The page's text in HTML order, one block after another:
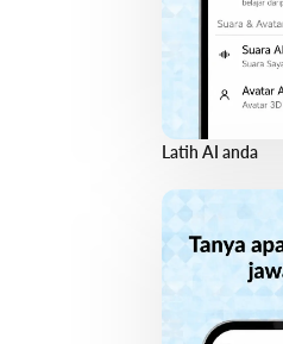
Latih AI anda